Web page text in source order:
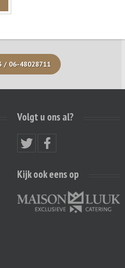
/ 06-48028711
Volgt u ons al?
Kijk ook eens op